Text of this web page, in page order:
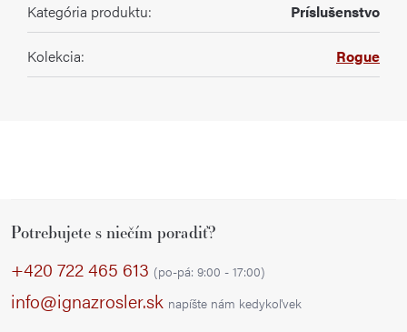
Kategória produktu: Príslušenstvo
Kolekcia: Rogue
Potrebujete s niečím poradiť?
+420 722 465 613 (po-pá: 9:00 - 17:00)
info@ignazrosler.sk napíšte nám kedykoľvek